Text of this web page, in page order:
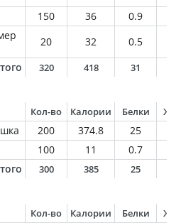
150 36 0.9
20 32 0.5
320 418 31
Кол-во Калории Белки
200 374.8 25
100 11 0.7
300 385 25
Кол-во Калории Белки